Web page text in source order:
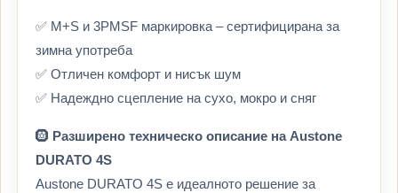
✅ M+S и 3PMSF маркировка – сертифицирана за
зимна употреба
✅ Отличен комфорт и нисък шум
✅ Надеждно сцепление на сухо, мокро и сняг
🛞 Разширено техническо описание на Austone
DURATO 4S
Austone DURATO 4S е идеалното решение за